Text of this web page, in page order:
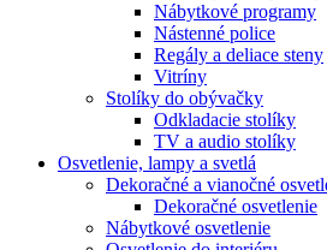
Nábytkové programy
Nástenné police
Regály a deliace steny
Vitríny
Stolíky do obývačky
Odkladacie stolíky
TV a audio stolíky
Osvetlenie, lampy a svetlá
Dekoračné a vianočné
Dekoračné osvetlenie
Nábytkové osvetlenie